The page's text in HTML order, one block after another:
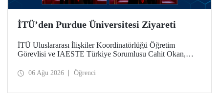
İTÜ’den Purdue Üniversitesi Ziyareti
İTÜ Uluslararası İlişkiler Koordinatörlüğü Öğretim
Görevlisi ve IAESTE Türkiye Sorumlusu Cahit Okan,
Temmuz tarihlerinde ABD’de dünyanın önde gelen
06 Ağu 2026 Öğrenci